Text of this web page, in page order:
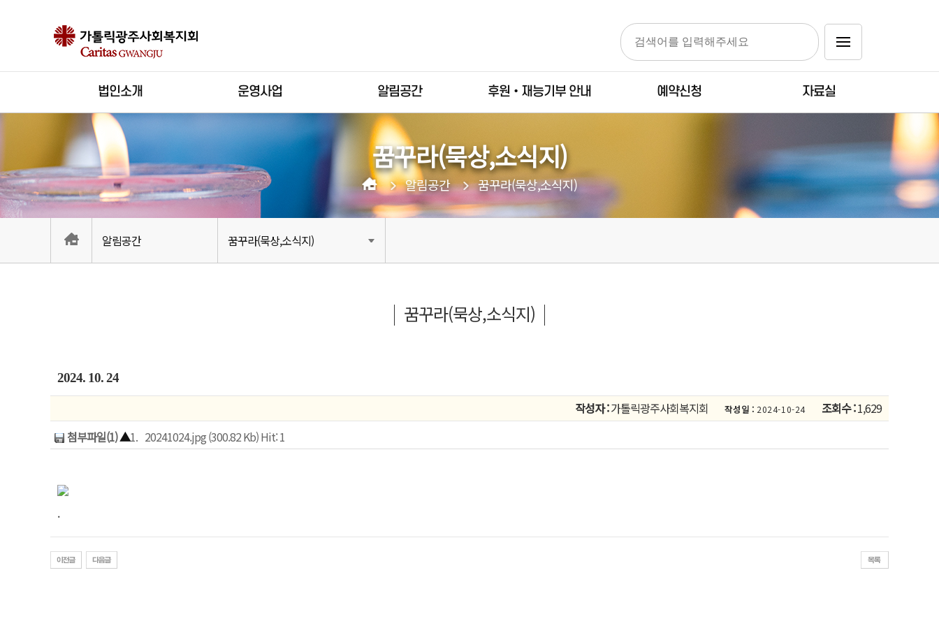
법인소개 운영사업 알림공간 후원•재능기부 안내 예약신청 자료실
꿈꾸라(묵상,소식지)
알림공간 꿈꾸라(묵상,소식지)
알림공간 꿈꾸라(묵상,소식지)
꿈꾸라(묵상,소식지)
2024. 10. 24
작성자 :가톨릭광주사회복지회 작성일 : 2024-10-24 조회수 :1,629
첨부파일(1)▲1. 20241024.jpg (300.82 Kb) Hit: 1
.